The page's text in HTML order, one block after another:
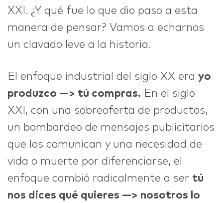
XXI. ¿Y qué fue lo que dio paso a esta
manera de pensar? Vamos a echarnos
un clavado leve a la historia.
El enfoque industrial del siglo XX era yo
produzco —> tú compras. En el siglo
XXI, con una sobreoferta de productos,
un bombardeo de mensajes publicitarios
que los comunican y una necesidad de
vida o muerte por diferenciarse, el
enfoque cambió radicalmente a ser tú
nos dices qué quieres —> nosotros lo